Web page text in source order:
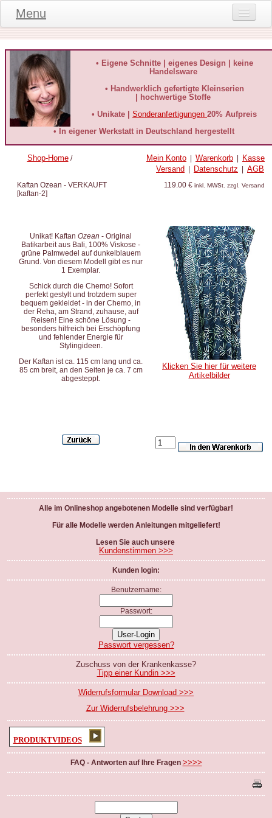
Menu
Produktinformationen
Kundeninformationen
häufige Fragen
Kontakt
Datenschutz
• Eigene Schnitte | eigenes Design | keine
Handelsware
• Handwerklich gefertigte Kleinserien
| hochwertige Stoffe
• Unikate | Sonderanfertigungen 20% Aufpreis
• In eigener Werkstatt in Deutschland hergestellt
Shop-Home/ Mein Konto Warenkorb
Kasse
Versand
Datenschutz AGB
Kaftan Ozean - VERKAUFT
[kaftan-2]
119.00 € inkl. MWSt. zzgl. Versand
Unikat! Kaftan Ozean - Original
Batikarbeit aus Bali, 100% Viskose -
grüne Palmwedel auf dunkelblauem
Grund. Von diesem Modell gibt es nur
1 Exemplar.
Schick durch die Chemo! Sofort
perfekt gestylt und trotzdem super
bequem gekleidet - in der Chemo, in
der Reha, am Strand, zuhause, auf
Reisen! Eine schöne Lösung -
besonders hilfreich bei Erschöpfung
und fehlender Energie für
Stylingideen.
Der Kaftan ist ca. 115 cm lang und ca.
85 cm breit, an den Seiten je ca. 7 cm
abgesteppt.
Klicken Sie hier für weitere
Artikelbilder
Alle im Onlineshop angebotenen Modelle sind verfügbar!
Für alle Modelle werden Anleitungen mitgeliefert!
Lesen Sie auch unsere
Kundenstimmen >>>
Kunden login:
Benutzername:
Passwort:
Passwort vergessen?
Zuschuss von der Krankenkasse?
Tipp einer Kundin >>>
Widerrufsformular Download >>>
Zur Widerrufsbelehrung >>>
PRODUKTVIDEOS
FAQ - Antworten auf Ihre Fragen >>>>